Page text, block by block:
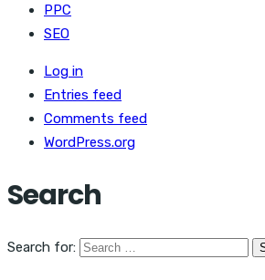
PPC
SEO
Log in
Entries feed
Comments feed
WordPress.org
Search
Search for: